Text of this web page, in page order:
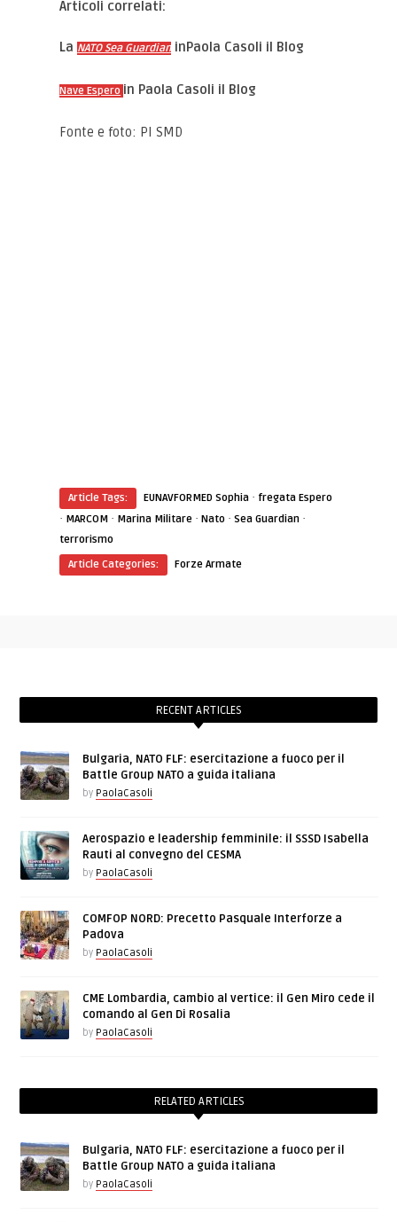
Articoli correlati:
LaNATO Sea Guardian inPaola Casoli il Blog
Nave Espero in Paola Casoli il Blog
Fonte e foto: PI SMD
Article Tags: EUNAVFORMED Sophia · fregata Espero
· MARCOM · Marina Militare ·Nato ·Sea Guardian ·
terrorismo
Article Categories:
Forze Armate
RECENT ARTICLES
Bulgaria, NATO FLF: esercitazione a fuoco per il
Battle Group NATO a guida italiana
by PaolaCasoli
Aerospazio e leadership femminile: il SSSD Isabella
Rauti al convegno del CESMA
by PaolaCasoli
COMFOP NORD: Precetto Pasquale Interforze a
Padova
by PaolaCasoli
CME Lombardia, cambio al vertice: il Gen Miro cede il
comando al Gen Di Rosalia
by PaolaCasoli
RELATED ARTICLES
Bulgaria, NATO FLF: esercitazione a fuoco per il
Battle Group NATO a guida italiana
by PaolaCasoli